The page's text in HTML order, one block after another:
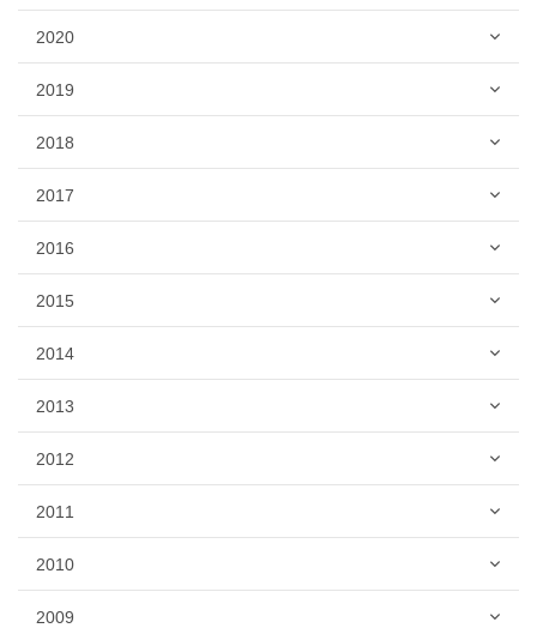
2020
2019
2018
2017
2016
2015
2014
2013
2012
2011
2010
2009